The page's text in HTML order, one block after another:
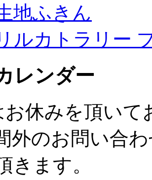
地ふきん
ルカトラリー
レンダー
お休みを頂いて
外のお問い合
きます。